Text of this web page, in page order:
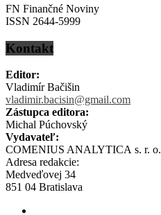
FN Finančné Noviny
ISSN 2644-5999
Kontakt
Editor:
Vladimír Bačišin
vladimir.bacisin@gmail.com
Zástupca editora:
Michal Púchovský
Vydavateľ:
COMENIUS ANALYTICA s. r. o.
Adresa redakcie:
Medveďovej 34
851 04 Bratislava